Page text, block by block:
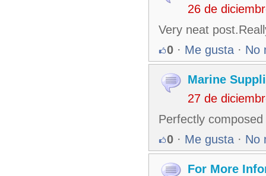
26 de
Very neat
0 · Me gusta · No
Marine
27 de
Perfectly
0 · Me gusta · No
For More